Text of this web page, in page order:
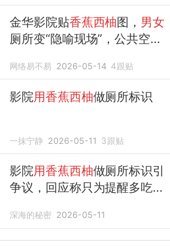
金华影院贴香蕉西柚图， 男女
厕所变“隐喻现场”，公共空间
网络易不易 2026-05-14 4跟贴
影院用香蕉西柚做厕所标识
一抹宁静 2026-05-11 3跟贴
影院用香蕉西柚做厕所标识引
争议，回应称只为提醒多吃水
深海的秘密 2026-05-11